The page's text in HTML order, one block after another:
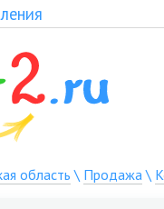
область\ Продажа\